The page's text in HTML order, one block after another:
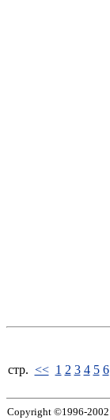
стp. << 1 2 3 4 5 6
Copyright ©1996-2002